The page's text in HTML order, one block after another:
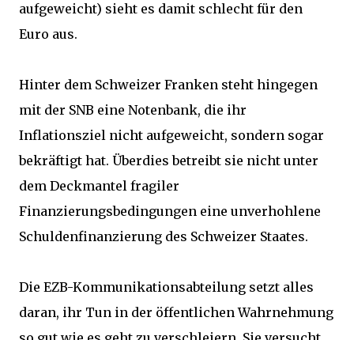
aufgeweicht) sieht es damit schlecht für den
Euro aus.
Hinter dem Schweizer Franken steht hingegen
mit der SNB eine Notenbank, die ihr
Inflationsziel nicht aufgeweicht, sondern sogar
bekräftigt hat. Überdies betreibt sie nicht unter
dem Deckmantel fragiler
Finanzierungsbedingungen eine unverhohlene
Schuldenfinanzierung des Schweizer Staates.
Die EZB-Kommunikationsabteilung setzt alles
daran, ihr Tun in der öffentlichen Wahrnehmung